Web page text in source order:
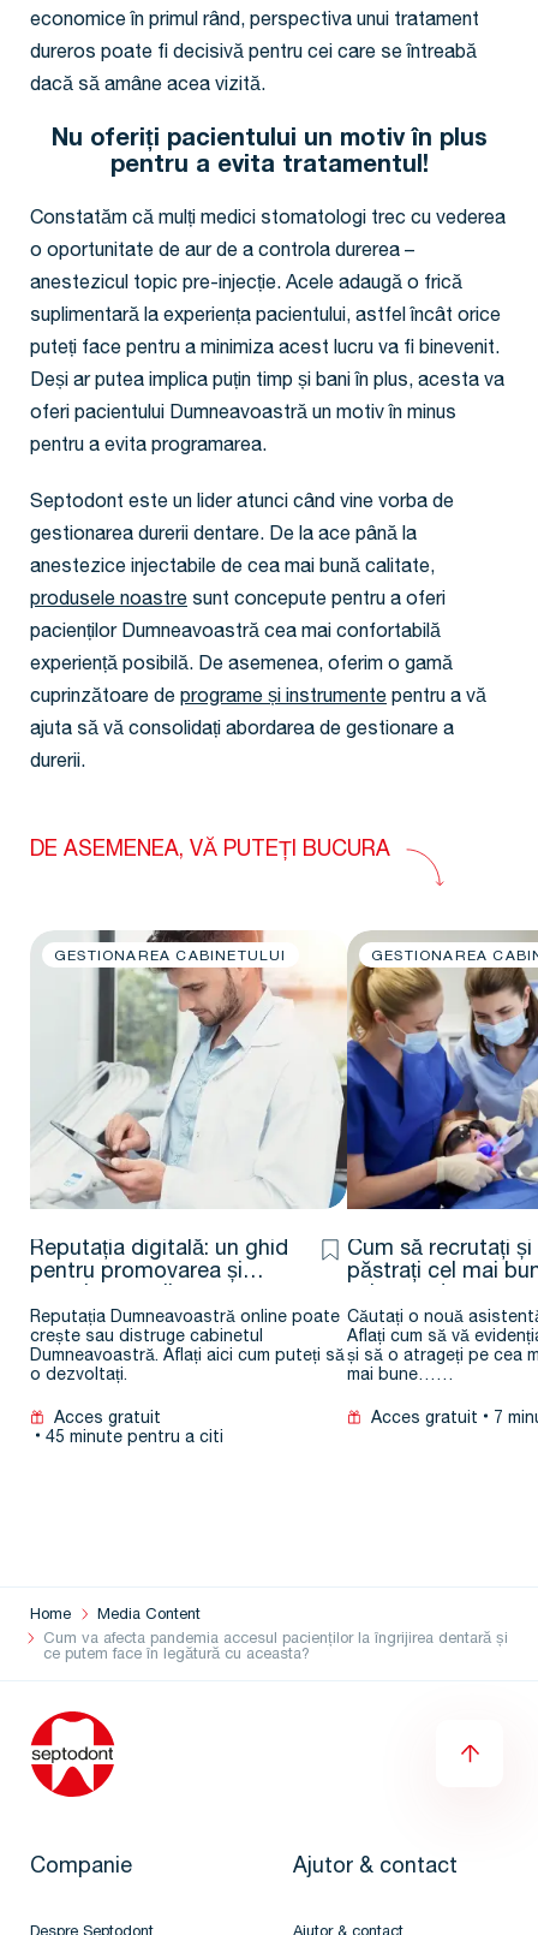
economice în primul rând, perspectiva unui tratament
dureros poate fi decisivă pentru cei care se întreabă
dacă să amâne acea vizită.
Nu oferiți pacientului un motiv în plus
pentru a evita tratamentul!
Constatăm că mulți medici stomatologi trec cu vederea
o oportunitate de aur de a controla durerea –
anestezicul topic pre-injecție. Acele adaugă o frică
suplimentară la experiența pacientului, astfel încât orice
puteți face pentru a minimiza acest lucru va fi binevenit.
Deși ar putea implica puțin timp și bani în plus, acesta va
oferi pacientului Dumneavoastră un motiv în minus
pentru a evita programarea.
Septodont este un lider atunci când vine vorba de
gestionarea durerii dentare. De la ace până la
anestezice injectabile de cea mai bună calitate,
produsele noastre sunt concepute pentru a oferi
pacienților Dumneavoastră cea mai confortabilă
experiență posibilă. De asemenea, oferim o gamă
cuprinzătoare de programe și instrumente pentru a vă
ajuta să vă consolidați abordarea de gestionare a
durerii.
DE ASEMENEA, VĂ PUTEȚI BUCURA
GESTIONAREA CABINETULUI
Reputația digitală: un ghid
pentru promovarea și
cabinetului
Reputația Dumneavoastră online poate
crește sau distruge cabinetul
Dumneavoastră. Aflați aici cum puteți să
o dezvoltați.
Acces gratuit
45 minute pentru a citi
GESTIONAREA
Cum să recrutați și
păstrați cel mai
Căutați o nouă
Aflați cum să vă
și să o atrageți pe cea
mai bune……
Acces gratuit 7
Home
Media Content
Cum va afecta pandemia accesul pacienților la îngrijirea dentară și
ce putem face în legătură cu aceasta?
Companie Ajutor & contact